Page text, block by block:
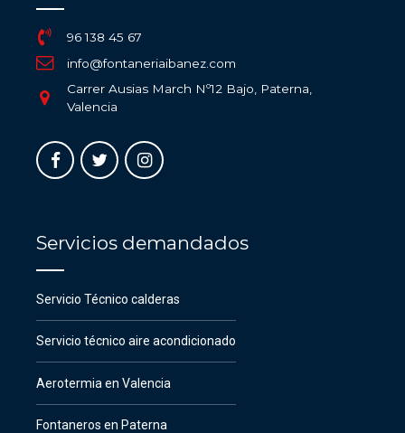
96 138 45 67
info@fontaneriaibanez.com
Carrer Ausias March Nº12 Bajo, Paterna,
Valencia
Servicios demandados
Servicio Técnico calderas
Servicio técnico aire acondicionado
Aerotermia en Valencia
Fontaneros en Paterna